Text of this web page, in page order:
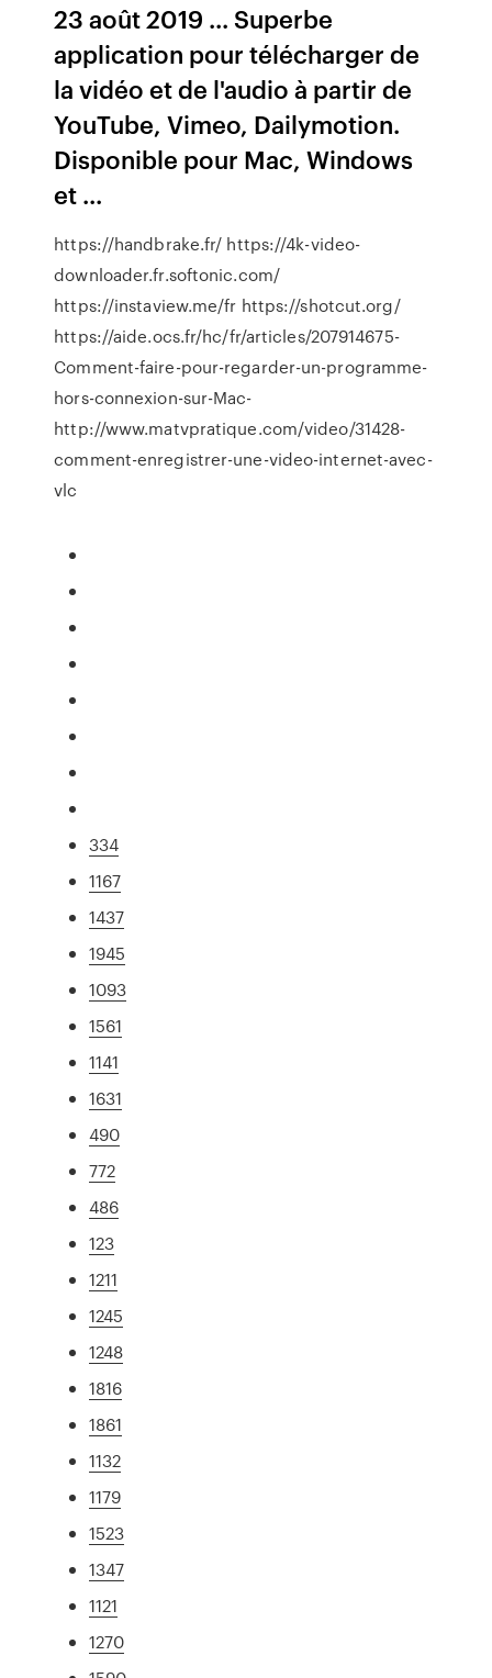
23 août 2019 ... Superbe
application pour télécharger de
la vidéo et de l'audio à partir de
YouTube, Vimeo, Dailymotion.
Disponible pour Mac, Windows
et ...
https://handbrake.fr/ https://4k-video-
downloader.fr.softonic.com/
https://instaview.me/fr https://shotcut.org/
https://aide.ocs.fr/hc/fr/articles/207914675-
Comment-faire-pour-regarder-un-programme-
hors-connexion-sur-Mac-
http://www.matvpratique.com/video/31428-
comment-enregistrer-une-video-internet-avec-
vlc
334
1167
1437
1945
1093
1561
1141
1631
490
772
486
123
1211
1245
1248
1816
1861
1132
1179
1523
1347
1121
1270